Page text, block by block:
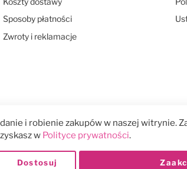
Sposoby płatności
Zwroty i reklamacje
i robienie zakupów w naszej witrynie.
w Polityce prywatności.
Dostosuj